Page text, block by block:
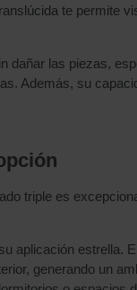
te permite
dañar las piezas,
Además, su
triple es
aplicación estrella.
generando un